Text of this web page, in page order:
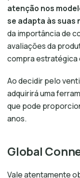
atenção nos
se adapta às suas
da importância de
avaliações da
compra estratégica
Ao decidir pelo
adquirirá uma
que pode
anos.
Global
Vale atentamente